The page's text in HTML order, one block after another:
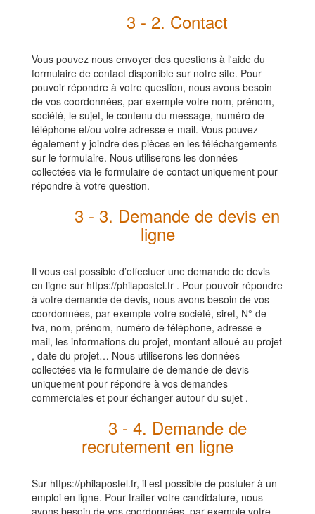
3 - 2. Contact
Vous pouvez nous envoyer des questions à l'aide du
formulaire de contact disponible sur notre site. Pour
pouvoir répondre à votre question, nous avons besoin
de vos coordonnées, par exemple votre nom, prénom,
société, le sujet, le contenu du message, numéro de
téléphone et/ou votre adresse e-mail. Vous pouvez
également y joindre des pièces en les téléchargements
sur le formulaire. Nous utiliserons les données
collectées via le formulaire de contact uniquement pour
répondre à votre question.
3 - 3. Demande de devis en
ligne
Il vous est possible d’effectuer une demande de devis
en ligne sur https://philapostel.fr . Pour pouvoir répondre
à votre demande de devis, nous avons besoin de vos
coordonnées, par exemple votre société, siret, N° de
tva, nom, prénom, numéro de téléphone, adresse e-
mail, les informations du projet, montant alloué au projet
, date du projet… Nous utiliserons les données
collectées via le formulaire de demande de devis
uniquement pour répondre à vos demandes
commerciales et pour échanger autour du sujet .
3 - 4. Demande de
recrutement en ligne
Sur https://philapostel.fr, il est possible de postuler à un
emploi en ligne. Pour traiter votre candidature, nous